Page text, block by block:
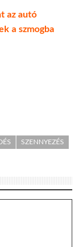
az autó
a szmogba
SZENNYEZÉS